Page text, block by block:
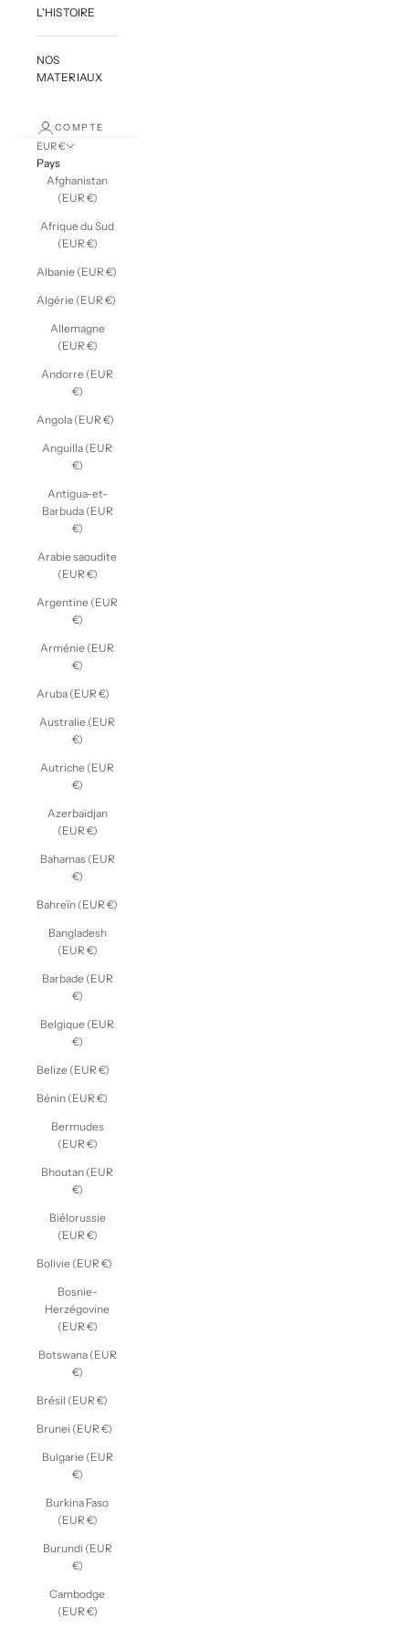
L'HISTOIRE
NOS
MATERIAUX
COMPTE
EUR €
Pays
Afghanistan
(EUR €)
Afrique du Sud
(EUR €)
Albanie (EUR €)
Algérie (EUR €)
Allemagne
(EUR €)
Andorre (EUR
€)
Angola (EUR €)
Anguilla (EUR
€)
Antigua-et-
Barbuda (EUR
€)
Arabie saoudite
(EUR €)
Argentine (EUR
€)
Arménie (EUR
€)
Aruba (EUR €)
Australie (EUR
€)
Autriche (EUR
€)
Azerbaïdjan
(EUR €)
Bahamas (EUR
€)
Bahreïn (EUR €)
Bangladesh
(EUR €)
Barbade (EUR
€)
Belgique (EUR
€)
Belize (EUR €)
Bénin (EUR €)
Bermudes
(EUR €)
Bhoutan (EUR
€)
Biélorussie
(EUR €)
Bolivie (EUR €)
Bosnie-
Herzégovine
(EUR €)
Botswana (EUR
€)
Brésil (EUR €)
Brunei (EUR €)
Bulgarie (EUR
€)
Burkina Faso
(EUR €)
Burundi (EUR
€)
Cambodge
(EUR €)